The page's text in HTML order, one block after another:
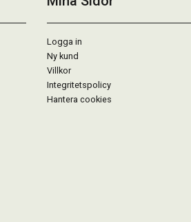
Logga in
Ny kund
Villkor
Integritetspolicy
Hantera cookies